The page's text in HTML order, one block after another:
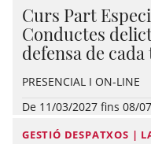
Curs Part
Conductes
defensa de
PRESENCIAL I ON-LINE
De 11/03/2027 fins 08/
GESTIÓ DESPATXOS |